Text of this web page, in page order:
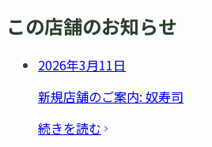
この店舗のお知らせ
2026年3月11日
新規店舗のご案内: 奴寿司
続きを読む